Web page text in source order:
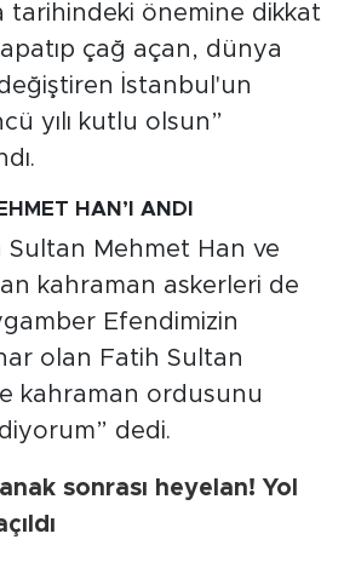
tarihindeki önemine dikkat
çağ açan, dünya
değiştiren İstanbul'un
yılı kutlu olsun”
HAN’I ANDI
Sultan Mehmet Han ve
kahraman askerleri de
Efendimizin
olan Fatih Sultan
kahraman ordusunu
dedi.
sonrası heyelan! Yol